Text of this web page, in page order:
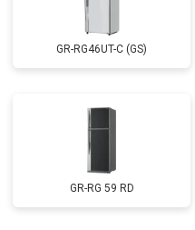
GR-RG46UT-C (GS)
GR-RG 59 RD